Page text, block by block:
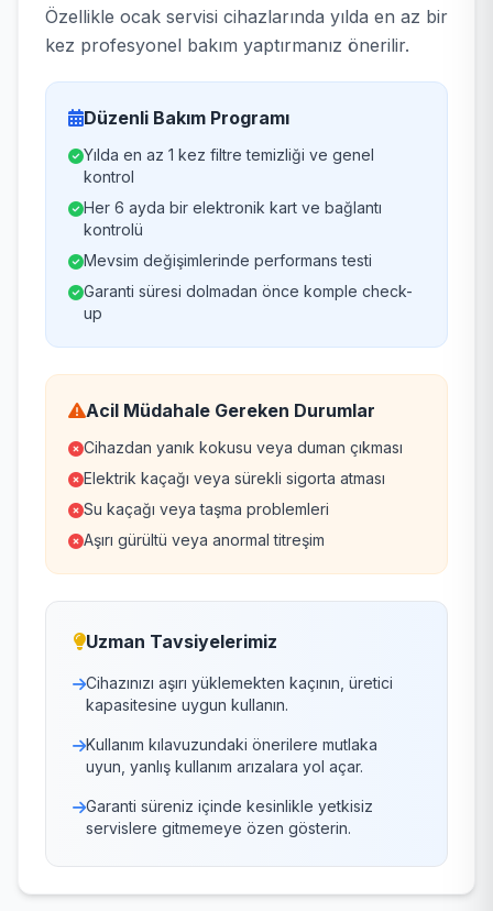
Özellikle ocak servisi cihazlarında yılda en az bir
kez profesyonel bakım yaptırmanız önerilir.
Düzenli Bakım Programı
Yılda en az 1 kez filtre temizliği ve genel
kontrol
Her 6 ayda bir elektronik kart ve bağlantı
kontrolü
Mevsim değişimlerinde performans testi
Garanti süresi dolmadan önce komple check-
up
Acil Müdahale Gereken Durumlar
Cihazdan yanık kokusu veya duman çıkması
Elektrik kaçağı veya sürekli sigorta atması
Su kaçağı veya taşma problemleri
Aşırı gürültü veya anormal titreşim
Uzman Tavsiyelerimiz
Cihazınızı aşırı yüklemekten kaçının, üretici
kapasitesine uygun kullanın.
Kullanım kılavuzundaki önerilere mutlaka
uyun, yanlış kullanım arızalara yol açar.
Garanti süreniz içinde kesinlikle yetkisiz
servislere gitmemeye özen gösterin.